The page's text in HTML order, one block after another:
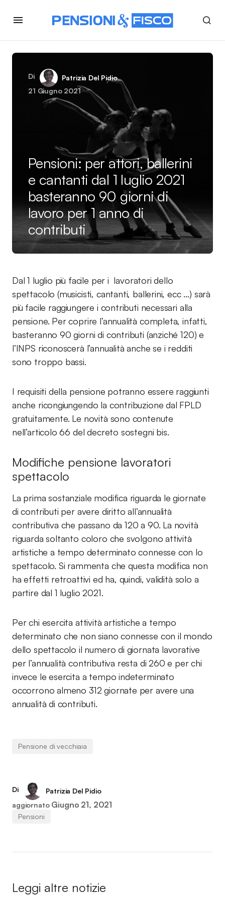
Di
Patrizia Del Pidio
21 Giugno 2021
Pensioni: per attori, ballerini
e cantanti dal 1 luglio 2021
basteranno 90 giorni di
lavoro per 1 anno di
contributi
Dal 1 luglio più facile per i lavoratori dello
spettacolo (musicisti, cantanti, ballerini, ecc …) sarà
più facile raggiungere i contributi necessari alla
pensione. Per coprire l’annualità completa, infatti,
basteranno 90 giorni di contributi (anziché 120) e
l’INPS riconoscerà l’annualità anche se i redditi
sono troppo bassi.
I requisiti della pensione potranno essere raggiunti
anche ricongiungendo la contribuzione dal FPLD
gratuitamente. Le novità sono contenute
nell’articolo 66 del decreto sostegni bis.
Modifiche pensione lavoratori
spettacolo
La prima sostanziale modifica riguarda le giornate
di contributi per avere diritto all’annualità
contributiva che passano da 120 a 90. La novità
riguarda soltanto coloro che svolgono attività
artistiche a tempo determinato connesse con lo
spettacolo. Si rammenta che questa modifica non
ha effetti retroattivi ed ha, quindi, validità solo a
partire dal 1 luglio 2021.
Per chi esercita attività artistiche a tempo
determinato che non siano connesse con il mondo
dello spettacolo il numero di giornata lavorative
per l’annualità contributiva resta di 260 e per chi
invece le esercita a tempo indeterminato
occorrono almeno 312 giornate per avere una
annualità di contributi.
Pensione di vecchiaia
Di
Patrizia Del Pidio
aggiornato Giugno 21, 2021
Pensioni
Leggi altre notizie